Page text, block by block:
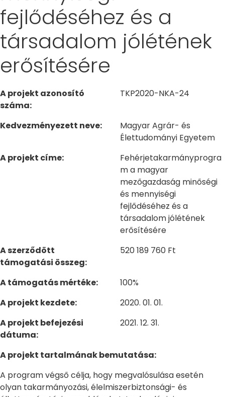
fejlődéséhez és a
társadalom jólétének
erősítésére
A projekt azonosító
száma:
TKP2020-NKA-24
Kedvezményezett neve:
Magyar Agrár- és
Élettudományi Egyetem
A projekt címe:
Fehérjetakarmányprogra
m a magyar
mezőgazdaság minőségi
és mennyiségi
fejlődéséhez és a
társadalom jólétének
erősítésére
A szerződött
támogatási összeg:
520 189 760 Ft
A támogatás mértéke:
100%
A projekt kezdete:
2020. 01. 01.
A projekt befejezési
dátuma:
2021. 12. 31.
A projekt tartalmának bemutatása:
A program végső célja, hogy megvalósulása esetén
olyan takarmányozási, élelmiszerbiztonsági- és